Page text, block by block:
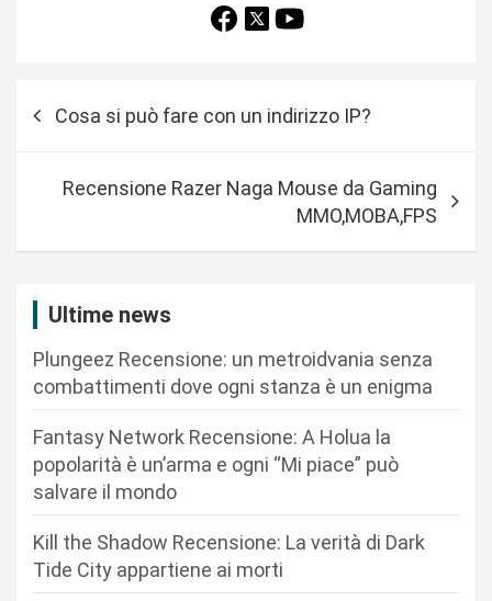
Cosa si può fare con un indirizzo IP?
Recensione Razer Naga Mouse da Gaming
MMO,MOBA,FPS
Ultime news
Plungeez Recensione: un metroidvania senza
combattimenti dove ogni stanza è un enigma
Fantasy Network Recensione: A Holua la
popolarità è un’arma e ogni “Mi piace” può
salvare il mondo
Kill the Shadow Recensione: La verità di Dark
Tide City appartiene ai morti